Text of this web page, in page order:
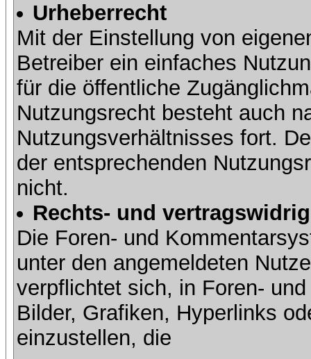
Urheberrecht
Mit der Einstellung von
Betreiber ein einfaches
für die öffentliche
Nutzungsrecht besteht auch
Nutzungsverhältnisses fort.
der entsprechenden
nicht.
Rechts- und
Die Foren- und
unter den angemeldeten
verpflichtet sich, in Foren-
Bilder, Grafiken, Hyperlinks
einzustellen, die